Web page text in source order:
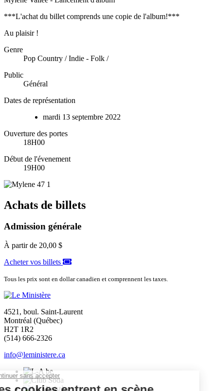
***L'achat du billet comprends une copie de l'album!***
Au plaisir !
Genre
Pop Country / Indie - Folk /
Public
Général
Dates de représentation
mardi 13 septembre 2022
Ouverture des portes
18H00
Début de l'évenement
19H00
Achats de billets
Admission générale
À partir de 20,00 $
Acheter vos billets
Tous les prix sont en dollar canadien et comprennent les taxes.
4521, boul. Saint-Laurent
Montréal (Québec)
H2T 1R2
(514) 666-2326
info@leministere.ca